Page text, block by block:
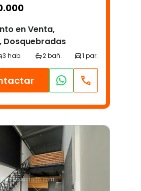
en Venta,
Dosquebradas